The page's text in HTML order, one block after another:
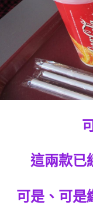
這兩款已
可是、可是